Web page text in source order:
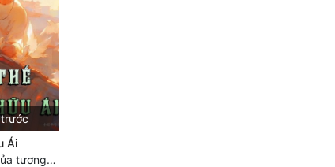
trước
Ái
Chương 182: Thần của tương lai (hoàn)